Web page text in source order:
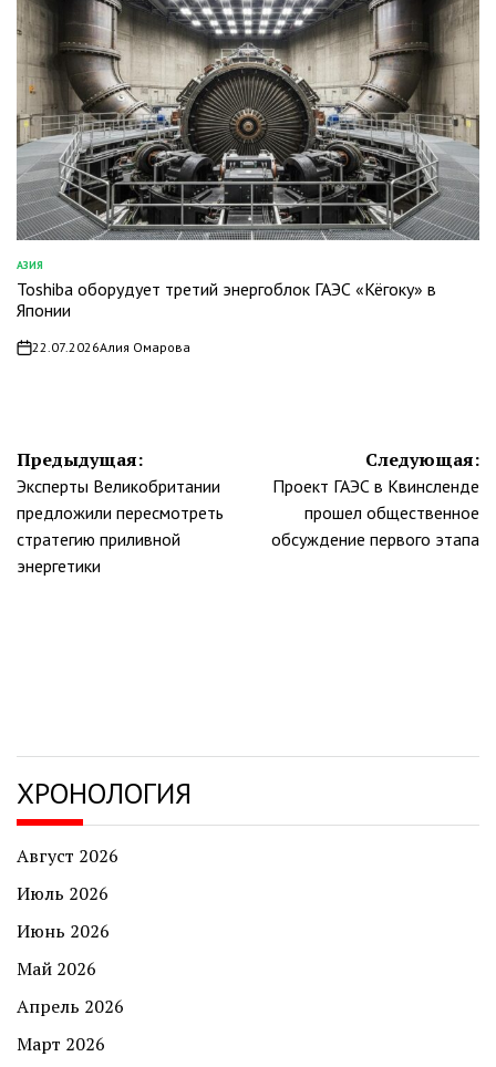
ОПУБЛИКОВАНО
В
АЗИЯ
Toshiba оборудует третий энергоблок ГАЭС «Кёгоку» в
Японии
on22.07.2026Алия Омарова
Навигация
по
записям
Предыдущая:
Эксперты Великобритании
предложили пересмотреть
стратегию приливной
энергетики
Следующая:
Проект ГАЭС в Квинсленде
прошел общественное
обсуждение первого этапа
ХРОНОЛОГИЯ
Август 2026
Июль 2026
Июнь 2026
Май 2026
Апрель 2026
Март 2026